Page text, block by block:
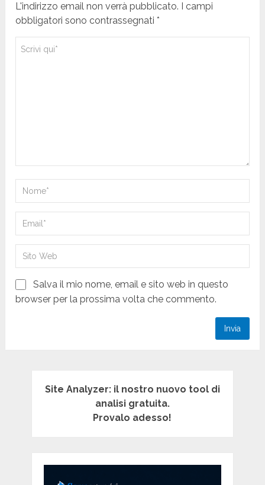
L'indirizzo email non verrà pubblicato. I campi
obbligatori sono contrassegnati *
Salva il mio nome, email e sito web in questo
browser per la prossima volta che commento.
Site Analyzer: il nostro nuovo tool di
analisi gratuita.
Provalo adesso!